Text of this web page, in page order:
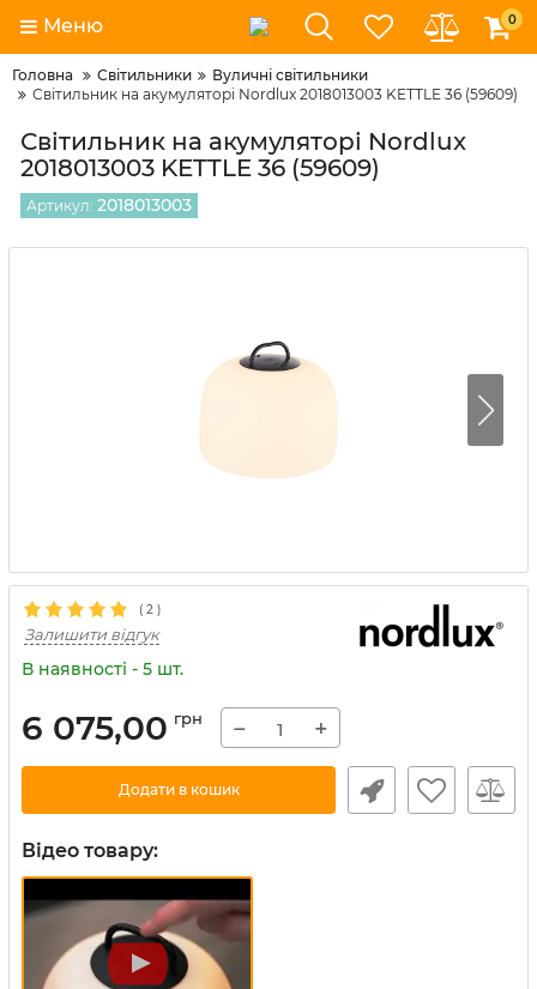
Меню 0
Головна Світильники
Вуличні світильники
Світильник на акумуляторі Nordlux 2018013003 KETTLE 36 (59609)
Світильник на акумуляторі Nordlux
2018013003 KETTLE 36 (59609)
Артикул: 2018013003
( 2 )
Залишити відгук
В наявності - 5 шт.
6 075,00 грн − +
Додати в кошик
Відео товару: